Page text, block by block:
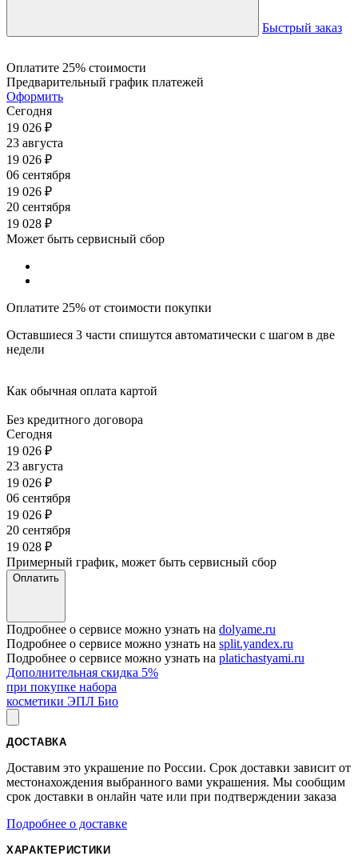
Быстрый заказ
Оплатите 25% стоимости
Предварительный график платежей
Оформить
Сегодня
19 026 ₽
23 августа
19 026 ₽
06 сентября
19 026 ₽
20 сентября
19 028 ₽
Может быть сервисный сбор
Оплатите 25% от стоимости покупки
Оставшиеся 3 части спишутся автоматически с шагом в две
недели
Как обычная оплата картой
Без кредитного договора
Сегодня
19 026 ₽
23 августа
19 026 ₽
06 сентября
19 026 ₽
20 сентября
19 028 ₽
Примерный график, может быть сервисный сбор
Оплатить
Подробнее о сервисе можно узнать на dolyame.ru
Подробнее о сервисе можно узнать на split.yandex.ru
Подробнее о сервисе можно узнать на platichastyami.ru
Дополнительная скидка 5%
при покупке набора
косметики ЭПЛ Био
ДОСТАВКА
Доставим это украшение по России. Срок доставки зависит от
местонахождения выбранного вами украшения. Мы сообщим
срок доставки в онлайн чате или при подтверждении заказа
Подробнее о доставке
ХАРАКТЕРИСТИКИ